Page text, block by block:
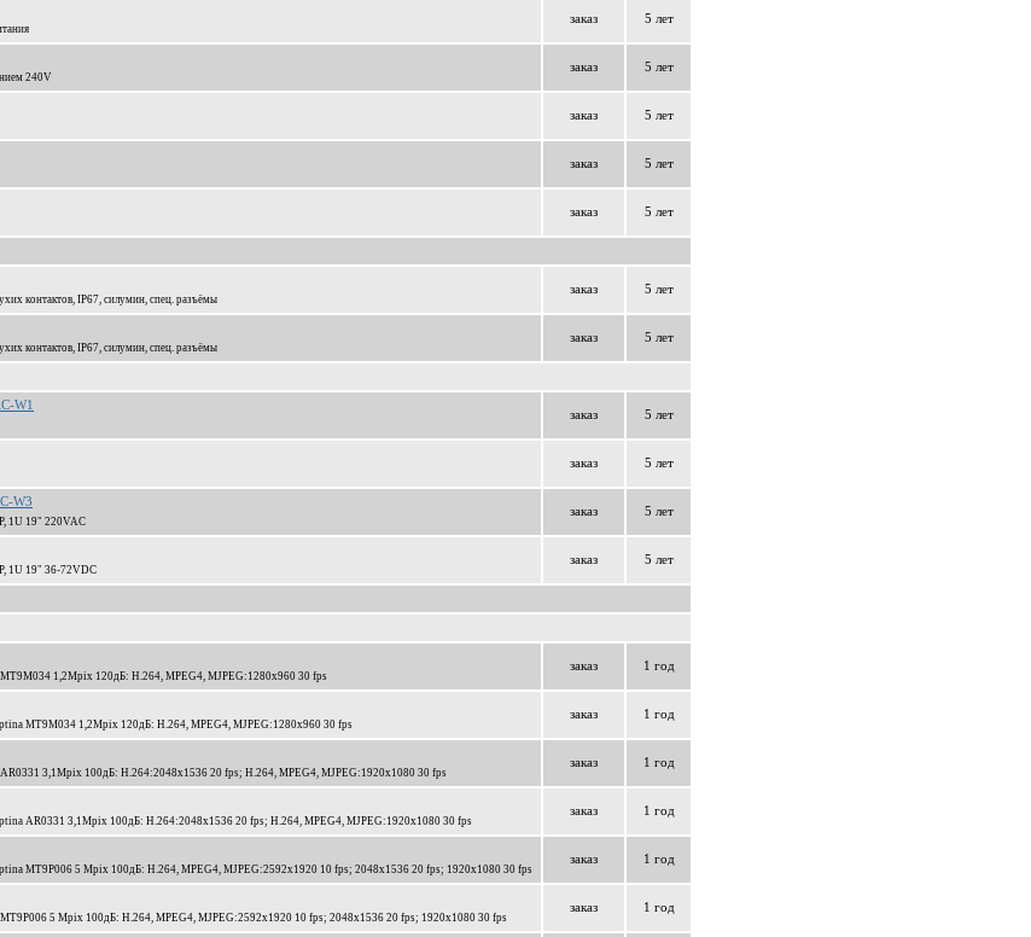
заказ 5 лет
240V
заказ 5 лет
заказ 5 лет
заказ 5 лет
заказ 5 лет
контактов, IP67, силумин, спец. разъёмы
заказ 5 лет
контактов, IP67, силумин, спец. разъёмы
заказ 5 лет
W1
заказ 5 лет
заказ 5 лет
W3
1U 19" 220VAC
заказ 5 лет
1U 19" 36-72VDC
заказ 5 лет
1,2Mpix 120дБ: H.264, MPEG4, MJPEG:1280x960 30 fps
заказ 1 год
MT9M034 1,2Mpix 120дБ: H.264, MPEG4, MJPEG:1280x960 30 fps
заказ 1 год
3,1Mpix 100дБ: H.264:2048x1536 20 fps; H.264, MPEG4, MJPEG:1920x1080 30 fps
заказ 1 год
AR0331 3,1Mpix 100дБ: H.264:2048x1536 20 fps; H.264, MPEG4, MJPEG:1920x1080 30 fps
заказ 1 год
MT9P006 5 Mpix 100дБ: H.264, MPEG4, MJPEG:2592x1920 10 fps; 2048x1536 20 fps; 1920x1080 30 fps
заказ 1 год
5 Mpix 100дБ: H.264, MPEG4, MJPEG:2592x1920 10 fps; 2048x1536 20 fps; 1920x1080 30 fps
заказ 1 год